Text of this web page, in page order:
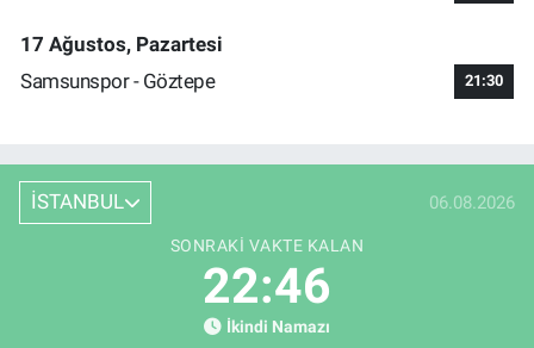
17 Ağustos, Pazartesi
Samsunspor - Göztepe
21:30
İSTANBUL 06.08.2026
SONRAKI VAKTE KALAN
22:46
İkindi Namazı